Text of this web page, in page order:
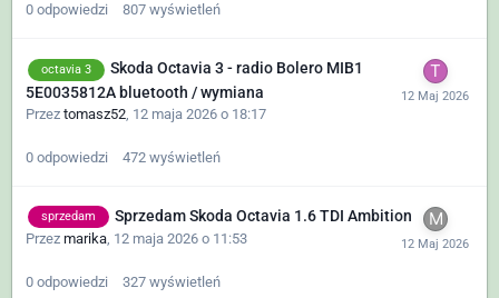
0 odpowiedzi 807 wyświetleń
octavia 3
Skoda Octavia 3 - radio Bolero MIB1
5E0035812A bluetooth / wymiana
Przez tomasz52 12 maja 2026 o 18:17
0 odpowiedzi 472 wyświetleń
sprzedam Sprzedam Skoda Octavia 1.6 TDI Ambition
Przez marika, 12 maja 2026 o 11:53
0 odpowiedzi 327 wyświetleń